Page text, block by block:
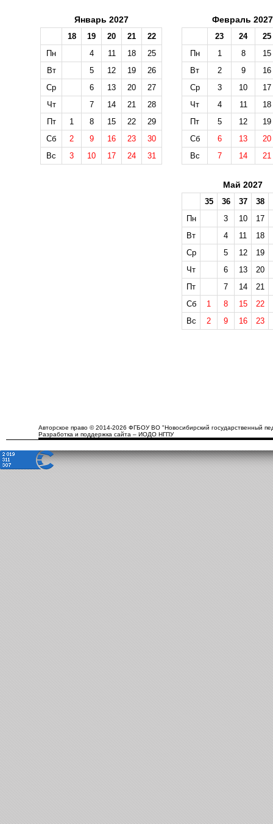
Январь 2027
18 19 20 21
22
Пн
4 11 18
25
Вт
5 12 19
26
Ср
6 13 20
27
Чт
7 14 21
28
Пт
1 8 15 22
29
Сб
2 9 16 23
30
Вс
3 10 17 24 31
Февраль 2027
23 24
25
Пн
1 8
15
Вт
2 9
16
Ср
3 10
17
Чт
4 11
18
Пт
5 12
19
Сб
6 13
20
Вс
7 14 21
Май 2027
35 36 37 38
Пн
3 10 17
Вт
4 11 18
Ср
5 12 19
Чт
6 13 20
Пт
7 14 21
Сб
1 8 15 22
Вс
2 9 16 23
Авторское право © 2014-2026 ФГБОУ ВО "Новосибирский государственный
Разработка и поддержка сайта – ИОДО НГПУ